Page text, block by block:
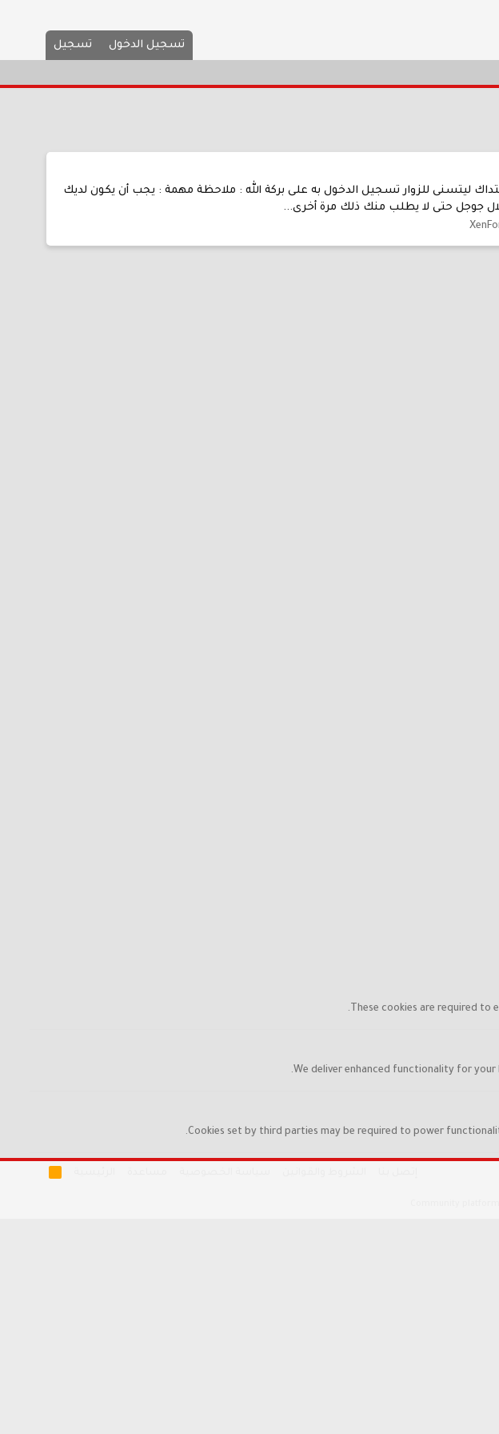
تسجيل الدخول تسجيل
ليتسنى للزوار تسجيل الدخول به على بركة الله : ملاحظة مهمة : يجب أن يكون لديك
جوجل حتى لا يطلب منك ذلك مرة أخرى...
These cookies are required to
We deliver enhanced functionality for
Cookies set by third parties may be required to power